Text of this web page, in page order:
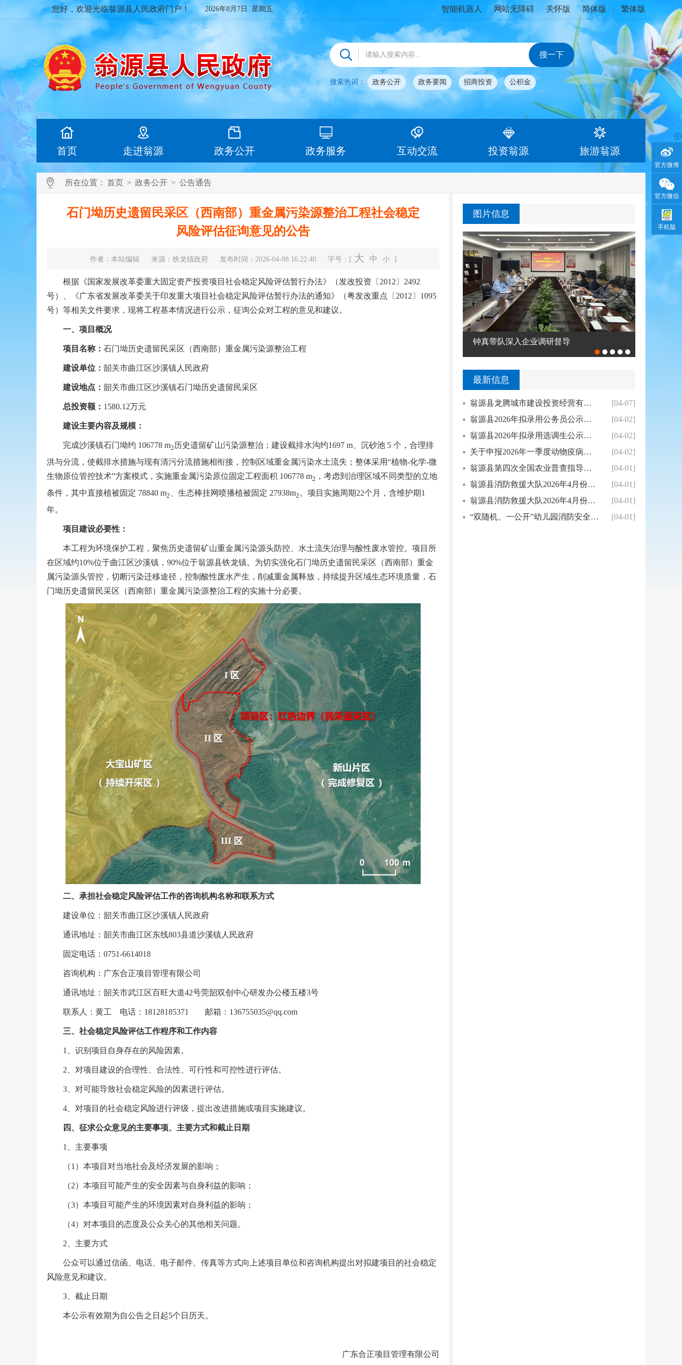
官方微博
官方微信
手机版
您好，欢迎光临翁源县人民政府门户！ 2026年8月7日 星期五 智能机器人 网站无障碍 关怀版 简体版 繁体版
搜索热词： 政务公开 政务要闻 招商投资 公积金
首页 走进翁源 政务公开 政务服务 互动交流 投资翁源 旅游翁源
所在位置： 首页 > 政务公开 > 公告通告
石门坳历史遗留民采区（西南部）重金属污染源整治工程社会稳定
风险评估征询意见的公告
作者：本站编辑 来源：铁龙镇政府 发布时间：2026-04-08 16:22:40 字号：[ 大 中 小 ]
根据《国家发展改革委重大固定资产投资项目社会稳定风险评估暂行办法》（发改投资〔2012〕2492
号）、《广东省发展改革委关于印发重大项目社会稳定风险评估暂行办法的通知》（粤发改重点〔2012〕1095
号）等相关文件要求，现将工程基本情况进行公示，征询公众对工程的意见和建议。
一、项目概况
项目名称： 石门坳历史遗留民采区（西南部）重金属污染源整治工程
建设单位： 韶关市曲江区沙溪镇人民政府
建设地点： 韶关市曲江区沙溪镇石门坳历史遗留民采区
总投资额： 1580.12万元
建设主要内容及规模 ：
完成沙溪镇石门坳约 106778 m2 历史遗留矿山污染源整治；建设截排水沟约1697 m、沉砂池 5 个，合理排
洪与分流，使截排水措施与现有清污分流措施相衔接，控制区域重金属污染水土流失；整体采用“植物-化学-微
生物原位管控技术”方案模式，实施重金属污染原位固定工程面积 106778 m2 ，考虑到治理区域不同类型的立地
条件，其中直接植被固定 78840 m2 、生态棒挂网喷播植被固定 27938m2 。项目实施周期22个月，含维护期1
年。
项目建设必要性：
本工程为环境保护工程，聚焦历史遗留矿山重金属污染源头防控、水土流失治理与酸性废水管控。项目所
在区域约10%位于曲江区沙溪镇，90%位于翁源县铁龙镇。为切实强化石门坳历史遗留民采区（西南部）重金
属污染源头管控，切断污染迁移途径，控制酸性废水产生，削减重金属释放，持续提升区域生态环境质量，石
门坳历史遗留民采区（西南部）重金属污染源整治工程的实施十分必要。
二、 承担社会稳定风险评估工作的咨询机构名称和联系方式
建设单位：韶关市曲江区沙溪镇人民政府
通讯地址：韶关市曲江区东线803县道沙溪镇人民政府
固定电话：0751-6614018
咨询机构：广东合正项目管理有限公司
通讯地址：韶关市武江区百旺大道42号莞韶双创中心研发办公楼五楼3号
联系人：黄工 电话：18128185371 邮箱：136755035@qq.com
三、社会稳定风险评估工作程序和工作内容
1、识别项目自身存在的风险因素。
2、对项目建设的合理性、合法性、可行性和可控性进行评估。
3、对可能导致社会稳定风险的因素进行评估。
4、对项目的社会稳定风险进行评级，提出改进措施或项目实施建议。
四、征求公众意见的主要事项、主要方式和截止日期
1、主要事项
（1）本项目对当地社会及经济发展的影响；
（2）本项目可能产生的安全因素与自身利益的影响；
（3）本项目可能产生的环境因素对自身利益的影响；
（4）对本项目的态度及公众关心的其他相关问题。
2、主要方式
公众可以通过信函、电话、电子邮件、传真等方式向上述项目单位和咨询机构提出对拟建项目的社会稳定
风险意见和建议。
3、截止日期
本公示有效期为自公告之日起5个日历天。
广东合正项目管理有限公司
图片信息
2026年翁源县旅游发展大会召开
最新信息
翁源县龙腾城市建设投资经营有限公司及下属公司...
[04-07]
翁源县2026年拟录用公务员公示（二）
[04-02]
翁源县2026年拟录用选调生公示（一）
[04-02]
关于申报2026年一季度动物疫病强制免疫“先...
[04-02]
翁源县第四次全国农业普查指导员岗位招聘公告
[04-01]
翁源县消防救援大队2026年4月份县级“双随...
[04-01]
翁源县消防救援大队2026年4月份县级“双随...
[04-01]
“双随机、一公开”幼儿园消防安全专项整治3月...
[04-01]